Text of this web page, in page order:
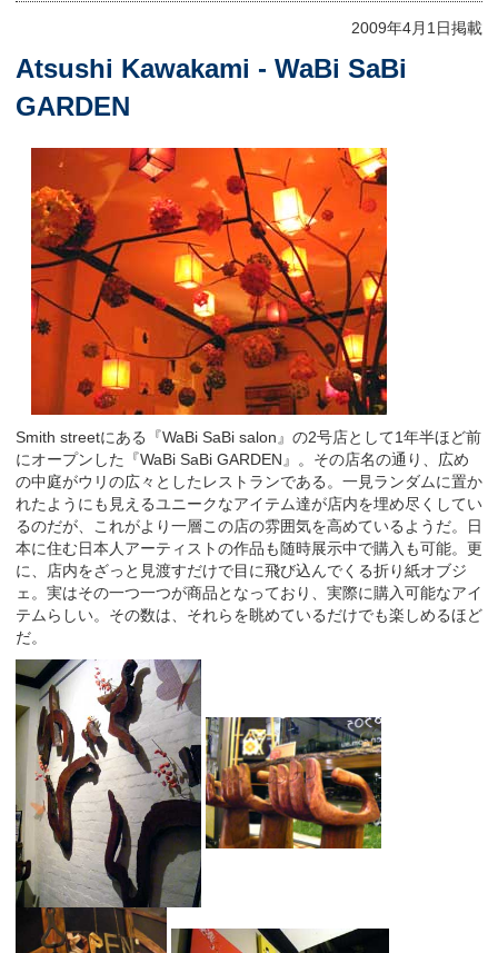
2009年4月1日掲載
Atsushi Kawakami - WaBi SaBi
GARDEN
Smith streetにある『WaBi SaBi salon 』の2号店として1年半ほど前
にオープンした『WaBi SaBi GARDEN 』。その店名の通り、広め
の中庭がウリの広々としたレストランである。一見ランダムに置か
れたようにも見えるユニークなアイテム達が店内を埋め尽くしてい
るのだが、これがより一層この店の雰囲気を高めているようだ。日
本に住む日本人アーティストの作品も随時展示中で購入も可能。更
に、店内をざっと見渡すだけで目に飛び込んでくる折り紙オブジ
ェ。実はその一つ一つが商品となっており、実際に購入可能なアイ
テムらしい。その数は、それらを眺めているだけでも楽しめるほど
だ。